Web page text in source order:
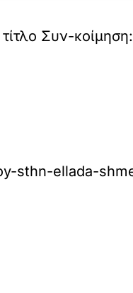
Συν-
sthn-ellada-